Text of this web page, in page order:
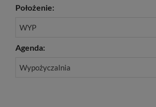
Położenie:
WYP
Agenda:
Wypożyczalnia